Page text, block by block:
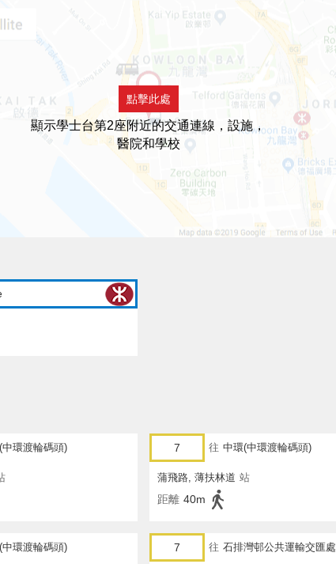
點擊此處
顯示學士台第2座附近的交通連線，設施，
醫院和學校
中環渡輪碼頭) 7 往 中環(中環渡輪碼頭)
蒲飛路, 薄扶林道 站
距離 40m
中環渡輪碼頭) 7 往 石排灣邨公共運輸交匯處